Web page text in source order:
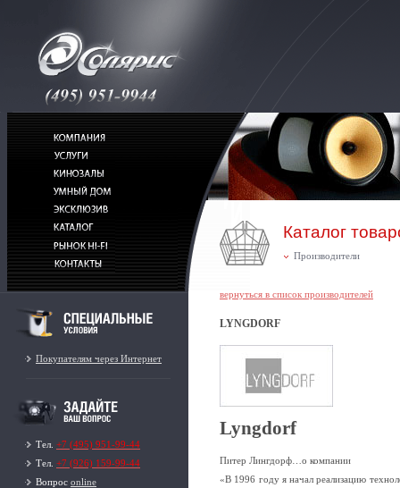
Покупателям через Интернет
Тел. +7 (495) 951-99-44
Тел. +7 (926) 159-99-44
Вопрос online
Каталог
Производители
вернуться в список производителей
LYNGDORF
Lyngdorf
Питер Лингдорф…о компании
«В 1996 году я начал реализацию